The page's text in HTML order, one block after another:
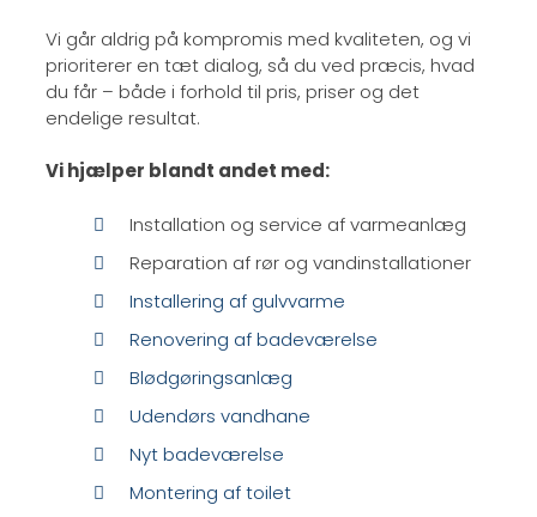
Vi går aldrig på kompromis med kvaliteten, og vi
prioriterer en tæt dialog, så du ved præcis, hvad
du får – både i forhold til pris, priser og det
endelige resultat.
Vi hjælper blandt andet med:
Installation og service af varmeanlæg
Reparation af rør og vandinstallationer
Installering af gulvvarme
Renovering af badeværelse
Blødgøringsanlæg
Udendørs vandhane
Nyt badeværelse
Montering af toilet